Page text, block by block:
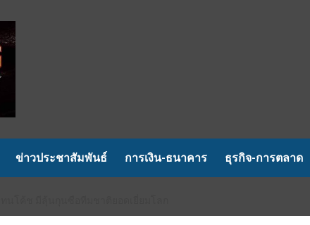
ข่าวประชาสัมพันธ์ การเงิน-ธนาคาร ธุรกิจ-การตลาด